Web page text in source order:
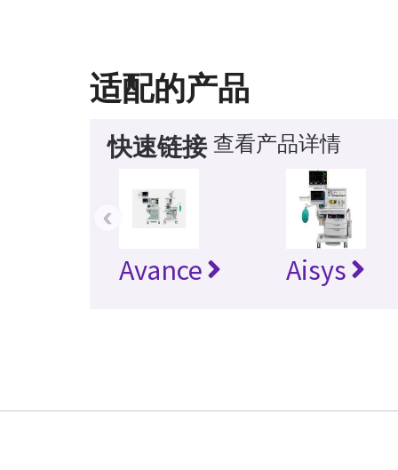
适配的产品
快速链接 查看产品详情
Avance Aisys
‹